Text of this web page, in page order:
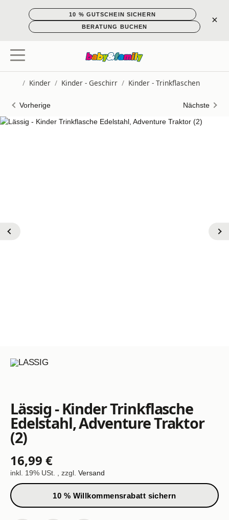
10 % GUTSCHEIN SICHERN
BERATUNG BUCHEN
×
/ Kinder / Kinder - Geschirr / Kinder - Trinkflaschen
Vorherige Nächste
Lässig - Kinder Trinkflasche
Edelstahl, Adventure Traktor
(2)
16,99 €
inkl. 19% USt. , zzgl. Versand
10 % Willkommensrabatt sichern